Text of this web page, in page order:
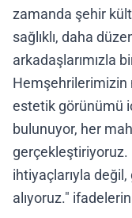
zamanda şehir
sağlıklı, daha
arkadaşlarımızla
estetik görünümü
bulunuyor, her
gerçekleştiriyoruz.
ihtiyaçlarıyla
alıyoruz."